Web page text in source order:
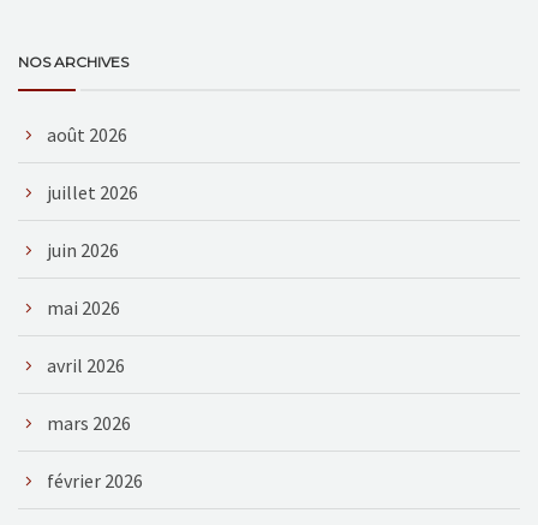
NOS ARCHIVES
août 2026
juillet 2026
juin 2026
mai 2026
avril 2026
mars 2026
février 2026